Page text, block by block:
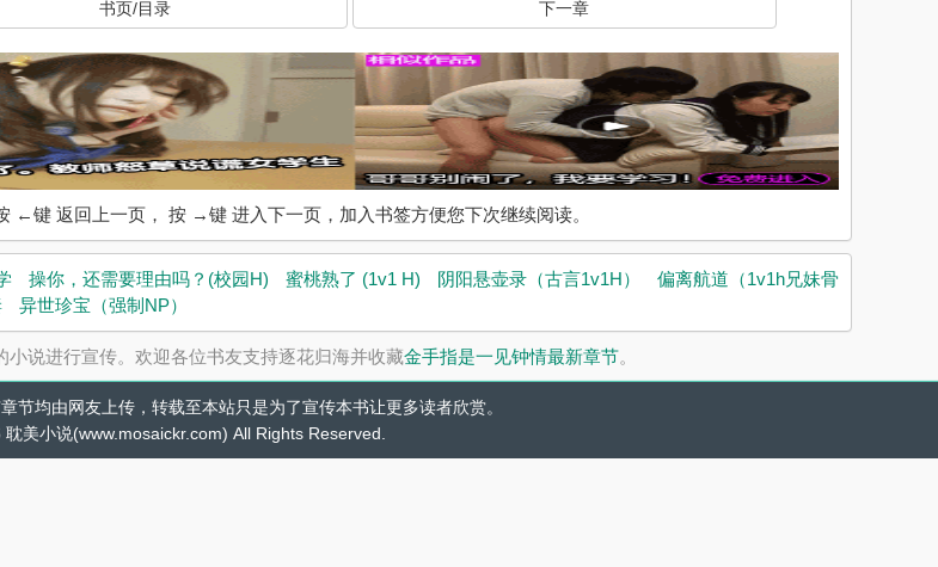
书页/目录 下一章
←键 返回上一页， 按 →键 进入下一页，加入书签方便您下次继续阅读。
操你，还需要理由吗？(校园H) 蜜桃熟了 (1v1 H) 阴阳悬壶录（古言1v1H）
偏离航道（1v1h兄妹骨
异世珍宝（强制NP）
说进行宣传。欢迎各位书友支持逐花归海并收藏金手指是一见钟情最新章节。
节均由网友上传，转载至本站只是为了宣传本书让更多读者欣赏。
美小说(www.mosaickr.com) All Rights Reserved.